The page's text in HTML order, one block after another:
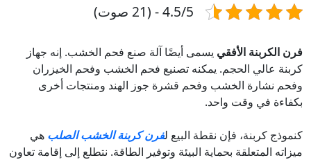
4.5/5 - (21 صوت)
فرن الكربنة الأفقي يسمى أيضًا آلة صنع فحم الخشب. إنه جهاز
كربنة عالي الحجم. يمكنه تصنيع فحم الخشب وفحم الخيزران
وفحم نشارة الخشب وفحم قشرة جوز الهند ومنتجات أخرى
بكفاءة في وقت واحد.
كنموذج كربنة، فإن نقطة البيع لفرن كربنة الخشب الصلب هي
ميزاته المتعلقة بحماية البيئة وتوفير الطاقة. نتطلع إلى إقامة تعاون